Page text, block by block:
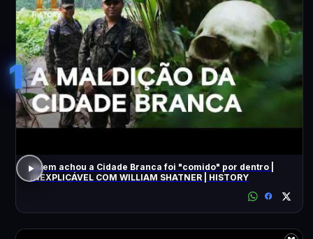
1
Quem achou a Cidade Branca foi "comido" por dentro |
INEXPLICÁVEL COM WILLIAM SHATNER | HISTORY